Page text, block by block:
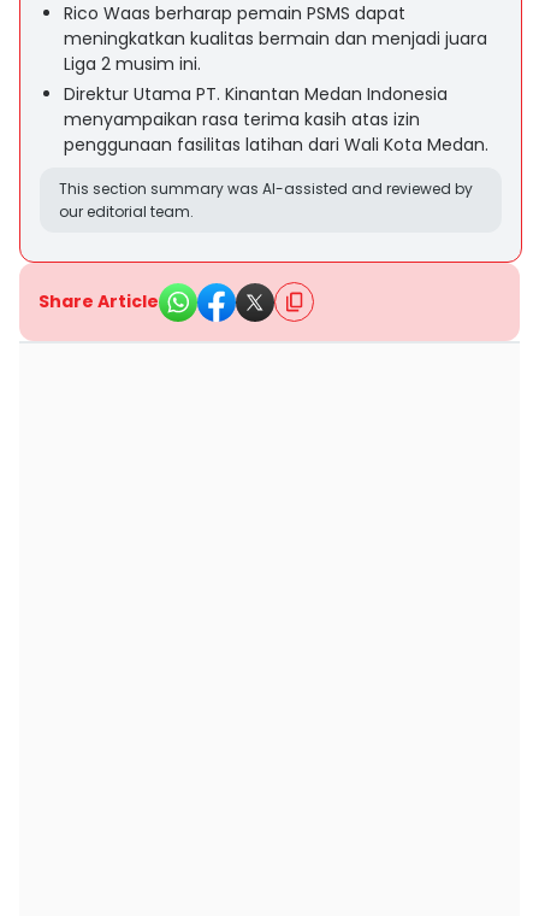
Rico Waas berharap pemain PSMS dapat
meningkatkan kualitas bermain dan menjadi juara
Liga 2 musim ini.
Direktur Utama PT. Kinantan Medan Indonesia
menyampaikan rasa terima kasih atas izin
penggunaan fasilitas latihan dari Wali Kota Medan.
This section summary was AI-assisted and reviewed by
our editorial team.
Share Article